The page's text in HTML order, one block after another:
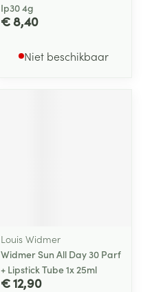
Ip30 4g
€ 8,40
Niet beschikbaar
Louis Widmer
Widmer Sun All Day 30 Parf
+ Lipstick Tube 1x 25ml
€ 12,90